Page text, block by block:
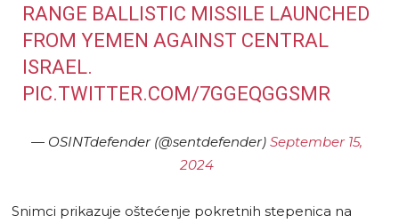
RANGE BALLISTIC MISSILE LAUNCHED
FROM YEMEN AGAINST CENTRAL
ISRAEL.
PIC.TWITTER.COM/7GGEQGGSMR
— OSINTdefender (@sentdefender) September 15,
2024
Snimci prikazuje oštećenje pokretnih stepenica na